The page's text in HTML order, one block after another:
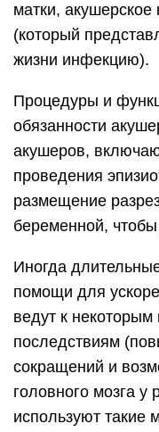
матки, акушерское
(который
жизни инфекцию).
Процедуры и
обязанности
акушеров,
проведения
размещение
беременной,
Иногда
помощи для
ведут к
последствиям
сокращений и
головного мозга у
используют